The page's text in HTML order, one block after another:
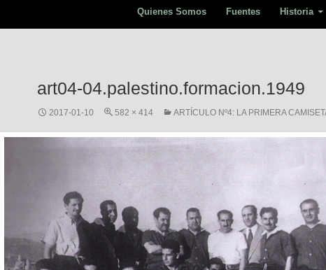
Quienes Somos Fuentes Historia
art04-04.palestino.formacion.1949
2017-01-10 582 × 414 ARTÍCULO Nº4: LA PRIMERA